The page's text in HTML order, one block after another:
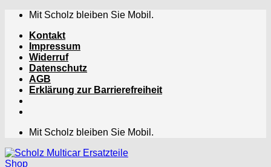
Zum
springen
Mit Scholz bleiben Sie Mobil.
Kontakt
Impressum
Widerruf
Datenschutz
AGB
Erklärung zur Barrierefreiheit
Mit Scholz bleiben Sie Mobil.